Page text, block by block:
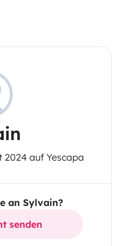
2024 auf Yescapa
an Sylvain?
senden